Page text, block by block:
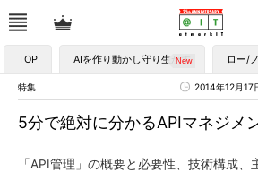
TOP AIを作り動かし守り生かす ロー/
特集 2014年12月17
5分で絶対に分かるAPIマネジメ
「API管理」の概要と必要性、技術構成、